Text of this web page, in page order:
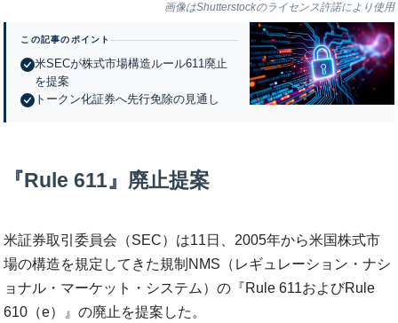
画像はShutterstockのライセンス許諾により使用
この記事のポイント
米SECが株式市場構造ルール611廃止
を提案
トークン化証券へ先行免除の見通し
『Rule 611』廃止提案
米証券取引委員会（SEC）は11日、2005年から米国株式市
場の構造を規定してきた規制NMS（レギュレーション・ナシ
ョナル・マーケット・システム）の『Rule 611およびRule
610（e）』の廃止を提案した。